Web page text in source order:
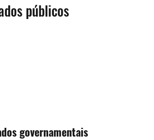
públicos
governamentais